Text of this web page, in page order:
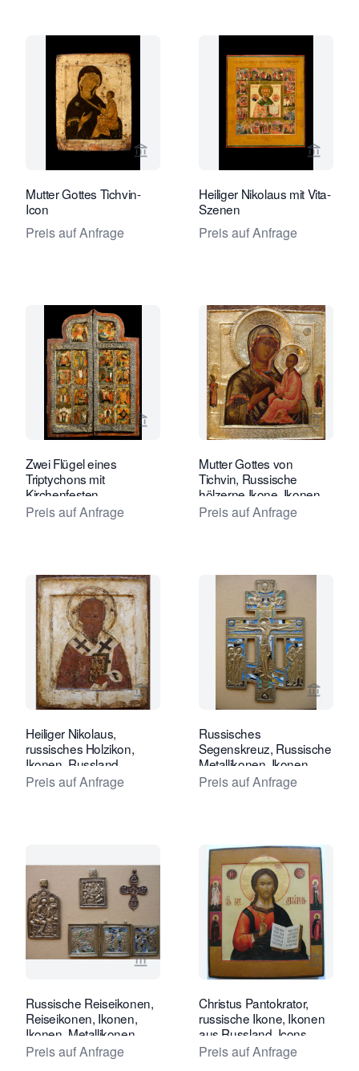
Verkaeuferseite von Jan Morsink
Mutter Gottes Tichvin-
Icon
Preis auf Anfrage
Heiliger Nikolaus mit Vita-
Szenen
Preis auf Anfrage
Verkaeuferseite von Jan Morsink
Zwei Flügel eines
Triptychons mit
Kirchenfesten
Preis auf Anfrage
Mutter Gottes von
Tichvin, Russische
hölzerne Ikone, Ikonen
Preis auf Anfrage
Verkaeuferseite von Tóth Ikonen
Heiliger Nikolaus,
russisches Holzikon,
Ikonen, Russland
Preis auf Anfrage
Russisches
Segenskreuz, Russische
Metallikonen, Ikonen
Preis auf Anfrage
Verkaeuferseite von Tóth Ikonen
Russische Reiseikonen,
Reiseikonen, Ikonen,
Ikonen, Metallikonen
Preis auf Anfrage
Christus Pantokrator,
russische Ikone, Ikonen
aus Russland, Icons,
Russland, Russisch
Preis auf Anfrage